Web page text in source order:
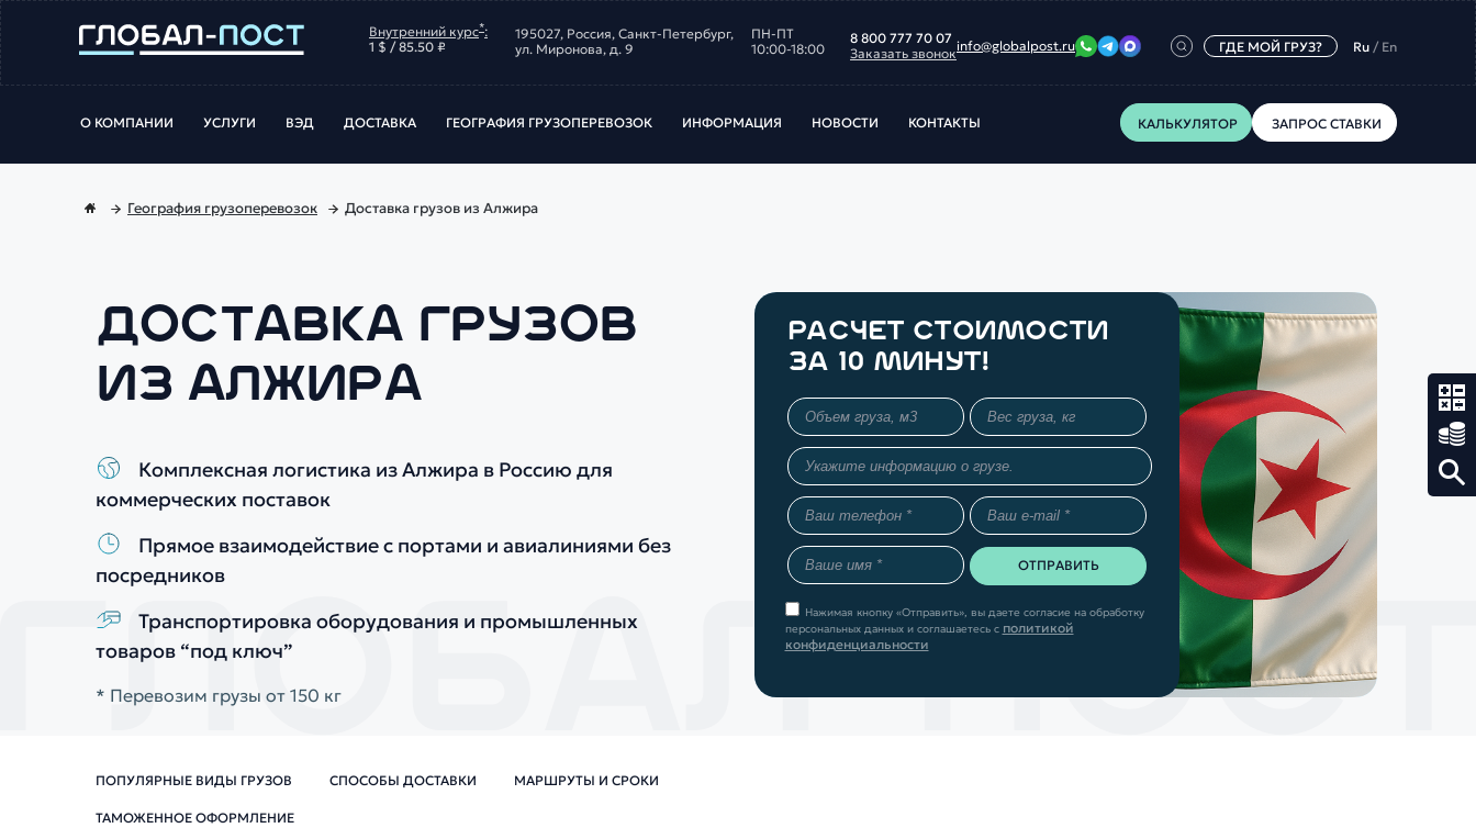
Внутренний курс*:
1 $ / 85.50 ₽
195027, Россия, Санкт‑Петербург,
ул. Миронова, д. 9
ПН-ПТ
10:00-18:00
8 800 777 70 07
Заказать звонокinfo@globalpost.ru ГДЕ МОЙ ГРУЗ? Ru / En
О КОМПАНИИ УСЛУГИ ВЭД ДОСТАВКА ГЕОГРАФИЯ ГРУЗОПЕРЕВОЗОК ИНФОРМАЦИЯ НОВОСТИ КОНТАКТЫ КАЛЬКУЛЯТОР ЗАПРОС СТАВКИ
География грузоперевозок Доставка грузов из Алжира
ДОСТАВКА ГРУЗОВ
ИЗ АЛЖИРА
Комплексная логистика из Алжира в Россию для
коммерческих поставок
Прямое взаимодействие с портами и авиалиниями без
посредников
Транспортировка оборудования и промышленных
товаров “под ключ”
* Перевозим грузы от 150 кг
РАСЧЕТ СТОИМОСТИ
ЗА 10 МИНУТ!
Нажимая кнопку «Отправить», вы даете согласие на обработку
персональных данных и соглашаетесь с политикой
конфиденциальности
ПОПУЛЯРНЫЕ ВИДЫ ГРУЗОВ СПОСОБЫ ДОСТАВКИ МАРШРУТЫ И СРОКИ
ТАМОЖЕННОЕ ОФОРМЛЕНИЕ